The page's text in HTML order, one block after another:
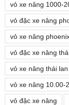
vỏ xe nâng 1000-
vỏ đặc xe nâng
vỏ xe nâng
vỏ đặc xe nâng
vỏ xe nâng thái lan
vỏ xe nâng 10.00-
vỏ đặc xe nâng